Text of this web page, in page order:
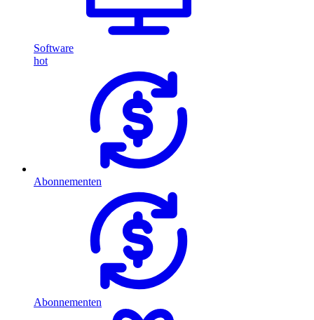
Software
hot
Abonnementen
Abonnementen